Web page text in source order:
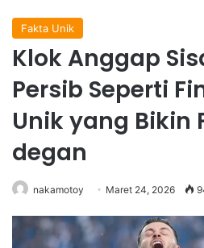
Fakta Unik
Klok Anggap
Persib Seperti
Unik yang Bikin
degan
nakamotoy Maret 24, 2026